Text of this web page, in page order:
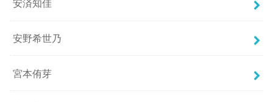
安済知佳
安野希世乃
宮本侑芽